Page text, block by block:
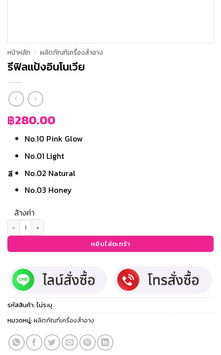
หน้าหลัก / ผลิตภัณฑ์เครื่องสำอาง
รีฟิลแป้งอินโนเวีย
฿280.00
สี
No.10 Pink Glow
No.01 Light
No.02 Natural
No.03 Honey
ล้างค่า
จำนวน รีฟิลแป้งอินโนเวีย ชิ้น
หยิบใส่ตะกร้า
รหัสสินค้า:ไม่ระบุ
หมวดหมู่:ผลิตภัณฑ์เครื่องสำอาง